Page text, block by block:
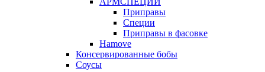
Приправы
Специи
Приправы в фасовке
Hamove
Консервированные бобы
Соусы